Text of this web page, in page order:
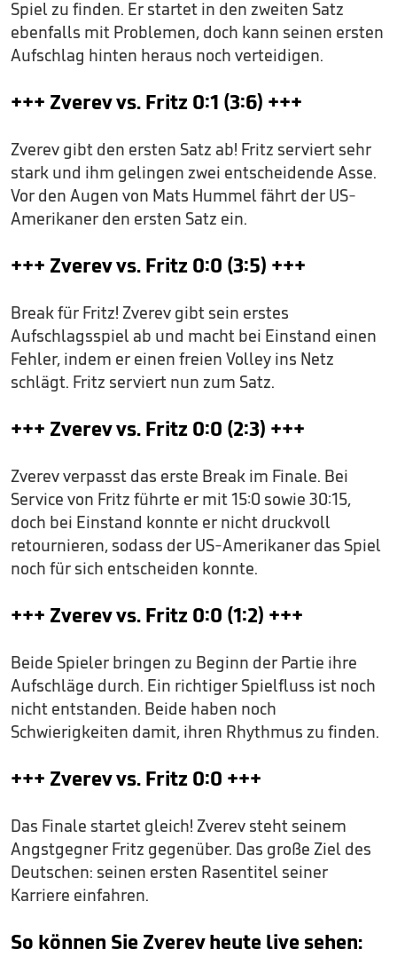
Spiel zu finden. Er startet in den zweiten Satz
ebenfalls mit Problemen, doch kann seinen ersten
Aufschlag hinten heraus noch verteidigen.
+++ Zverev vs. Fritz 0:1 (3:6) +++
Zverev gibt den ersten Satz ab! Fritz serviert sehr
stark und ihm gelingen zwei entscheidende Asse.
Vor den Augen von Mats Hummel fährt der US-
Amerikaner den ersten Satz ein.
+++ Zverev vs. Fritz 0:0 (3:5) +++
Break für Fritz! Zverev gibt sein erstes
Aufschlagsspiel ab und macht bei Einstand einen
Fehler, indem er einen freien Volley ins Netz
schlägt. Fritz serviert nun zum Satz.
+++ Zverev vs. Fritz 0:0 (2:3) +++
Zverev verpasst das erste Break im Finale. Bei
Service von Fritz führte er mit 15:0 sowie 30:15,
doch bei Einstand konnte er nicht druckvoll
retournieren, sodass der US-Amerikaner das Spiel
noch für sich entscheiden konnte.
+++ Zverev vs. Fritz 0:0 (1:2) +++
Beide Spieler bringen zu Beginn der Partie ihre
Aufschläge durch. Ein richtiger Spielfluss ist noch
nicht entstanden. Beide haben noch
Schwierigkeiten damit, ihren Rhythmus zu finden.
+++ Zverev vs. Fritz 0:0 +++
Das Finale startet gleich! Zverev steht seinem
Angstgegner Fritz gegenüber. Das große Ziel des
Deutschen: seinen ersten Rasentitel seiner
Karriere einfahren.
So können Sie Zverev heute live sehen: